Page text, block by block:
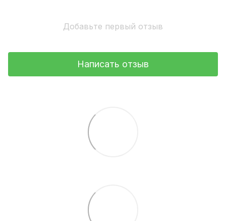
Добавьте первый отзыв
Написать отзыв